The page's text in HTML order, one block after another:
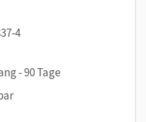
4
- 90 Tage